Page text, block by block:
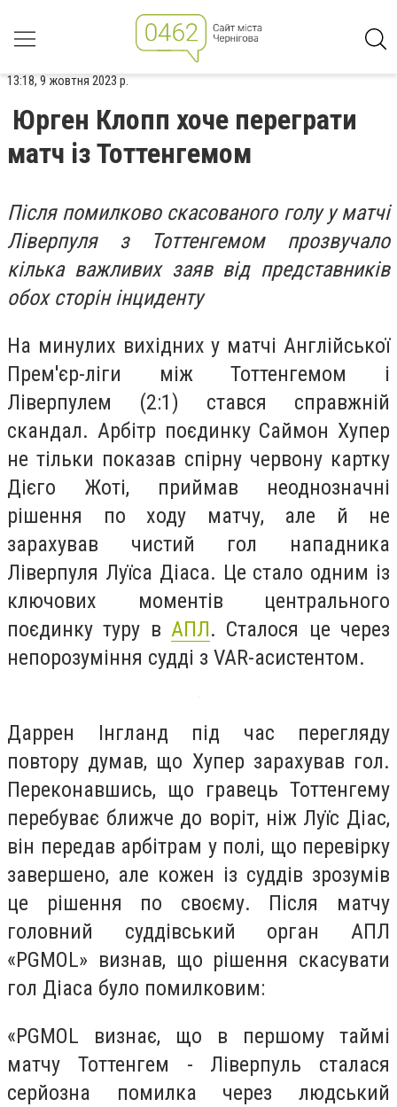
13:18, 9 жовтня 2023 р.
Юрген Клопп хоче переграти
матч із Тоттенгемом
Після помилково скасованого голу у матчі
Ліверпуля з Тоттенгемом прозвучало
кілька важливих заяв від представників
обох сторін інциденту
На минулих вихідних у матчі Англійської
Прем'єр-ліги між Тоттенгемом і
Ліверпулем (2:1) стався справжній
скандал. Арбітр поєдинку Саймон Хупер
не тільки показав спірну червону картку
Дієго Жоті, приймав неоднозначні
рішення по ходу матчу, але й не
зарахував чистий гол нападника
Ліверпуля Луїса Діаса. Це стало одним із
ключових моментів центрального
поєдинку туру в АПЛ. Сталося це через
непорозуміння судді з VAR-асистентом.
Даррен Інгланд під час перегляду
повтору думав, що Хупер зарахував гол.
Переконавшись, що гравець Тоттенгему
перебуває ближче до воріт, ніж Луїс Діас,
він передав арбітрам у полі, що перевірку
завершено, але кожен із суддів зрозумів
це рішення по своєму. Після матчу
головний суддівський орган АПЛ
«PGMOL» визнав, що рішення скасувати
гол Діаса було помилковим:
«PGMOL визнає, що в першому таймі
матчу Тоттенгем - Ліверпуль сталася
серйозна помилка через людський